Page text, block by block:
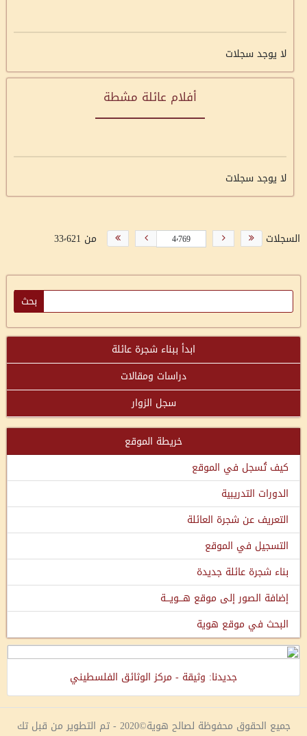
لا يوجد سجلات
أفلام عائلة مشطة
لا يوجد سجلات
السجلات من 33٬621
ابدأ ببناء شجرة عائلة
دراسات ومقالات
سجل الزوار
خريطة الموقع
كيف تُسجل في الموقع
الدورات التدريبية
التعريف عن شجرة العائلة
التسجيل في الموقع
بناء شجرة عائلة جديدة
إضافة الصور إلى موقع هـــويـــة
البحث في موقع هوية
جديدنا: وثيقة - مركز الوثائق الفلسطيني
جميع الحقوق محفوظة لصالح هوية©2020 - تم التطوير من قبل تك